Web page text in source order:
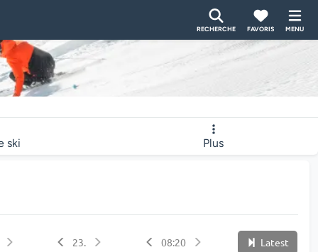
RECHERCHE FAVORIS MENU
ski Plus